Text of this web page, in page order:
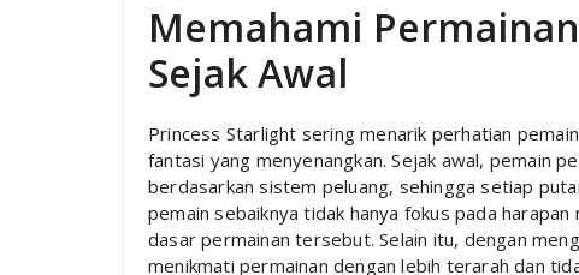
Memahami
Sejak Awal
Princess Starlight sering menarik perhatian
fantasi yang menyenangkan. Sejak awal, pemain
berdasarkan sistem peluang, sehingga setiap
pemain sebaiknya tidak hanya fokus pada
dasar permainan tersebut. Selain itu, dengan
menikmati permainan dengan lebih terarah dan